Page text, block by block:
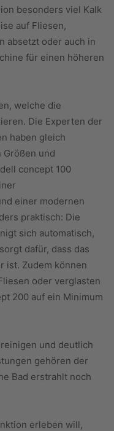
besonders viel Kalk
auf Fliesen,
absetzt oder auch in
für einen höheren
welche die
Die Experten der
haben gleich
und
concept 100
einer modernen
praktisch: Die
sich automatisch,
dafür, dass das
ist. Zudem können
oder verglasten
200 auf ein Minimum
und deutlich
gehören der
Bad erstrahlt noch
erleben will,